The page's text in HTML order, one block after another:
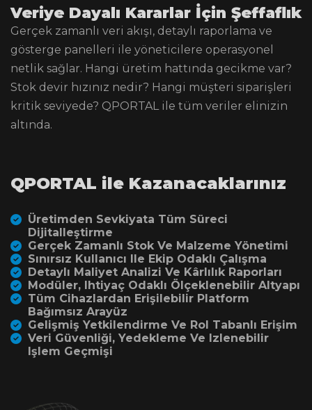
Veriye Dayalı Kararlar İçin Şeffaflık
Gerçek zamanlı veri akışı, detaylı raporlama ve
gösterge panelleri ile yöneticilere operasyonel
netlik sağlar. Hangi üretim hattında gecikme var?
Stok devir hızınız nedir? Hangi müşteri siparişleri
kritik seviyede? QPORTAL ile tüm veriler elinizin
altında.
QPORTAL ile Kazanacaklarınız
Üretimden Sevkiyata Tüm Süreci
Dijitalleştirme
Gerçek Zamanlı Stok Ve Malzeme Yönetimi
Sınırsız Kullanıcı Ile Ekip Odaklı Çalışma
Detaylı Maliyet Analizi Ve Kârlılık Raporları
Modüler, Ihtiyaç Odaklı Ölçeklenebilir Altyapı
Tüm Cihazlardan Erişilebilir Platform
Bağımsız Arayüz
Gelişmiş Yetkilendirme Ve Rol Tabanlı Erişim
Veri Güvenliği, Yedekleme Ve Izlenebilir
Işlem Geçmişi